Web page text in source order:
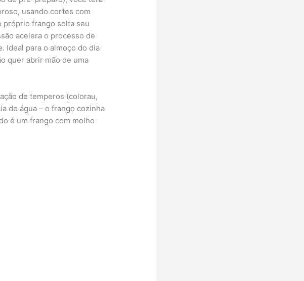
usando cortes com
próprio frango solta seu
acelera o processo de
Ideal para o almoço do dia
quer abrir mão de uma
de temperos (colorau,
de água – o frango cozinha
é um frango com molho